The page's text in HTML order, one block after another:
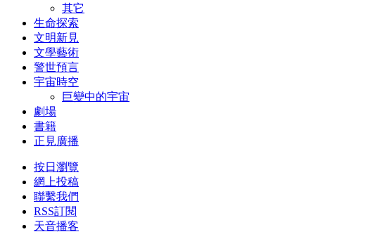
其它
生命探索
文明新見
文學藝術
警世預言
宇宙時空
巨變中的宇宙
劇場
書籍
正見廣播
按日瀏覽
網上投稿
聯繫我們
RSS訂閱
天音播客